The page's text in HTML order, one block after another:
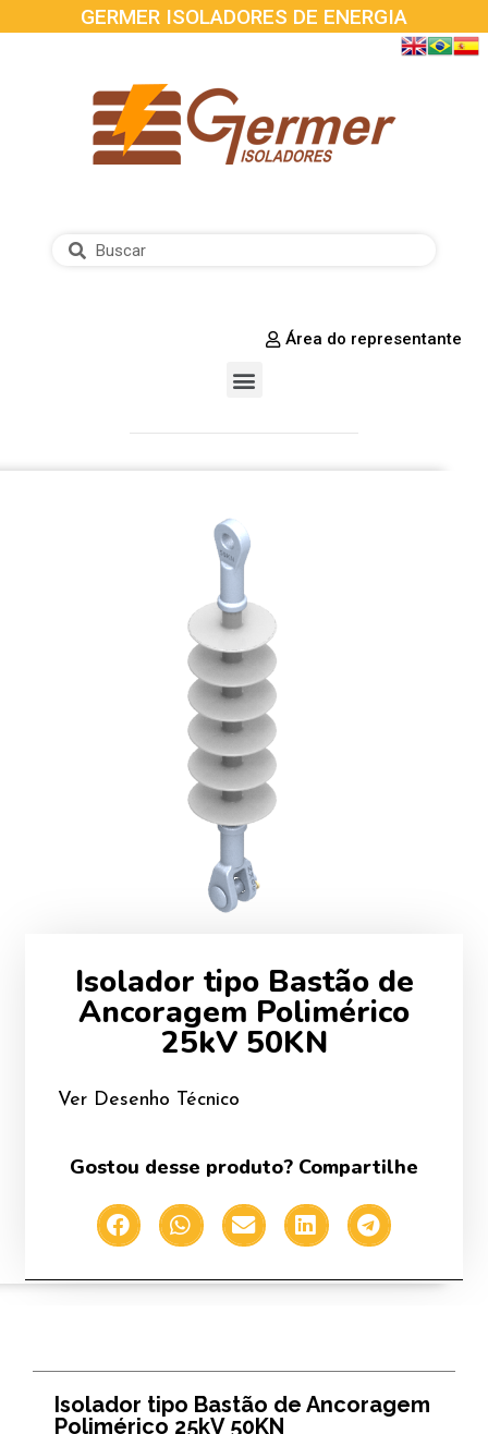
GERMER ISOLADORES DE ENERGIA
Área do representante
Isolador tipo Bastão de
Ancoragem Polimérico
25kV 50KN
Ver Desenho Técnico
Gostou desse produto? Compartilhe
Isolador tipo Bastão de Ancoragem
Polimérico 25kV 50KN